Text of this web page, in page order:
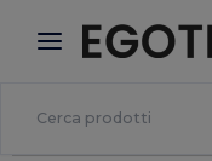
× App Egotier
Prezzi migliori